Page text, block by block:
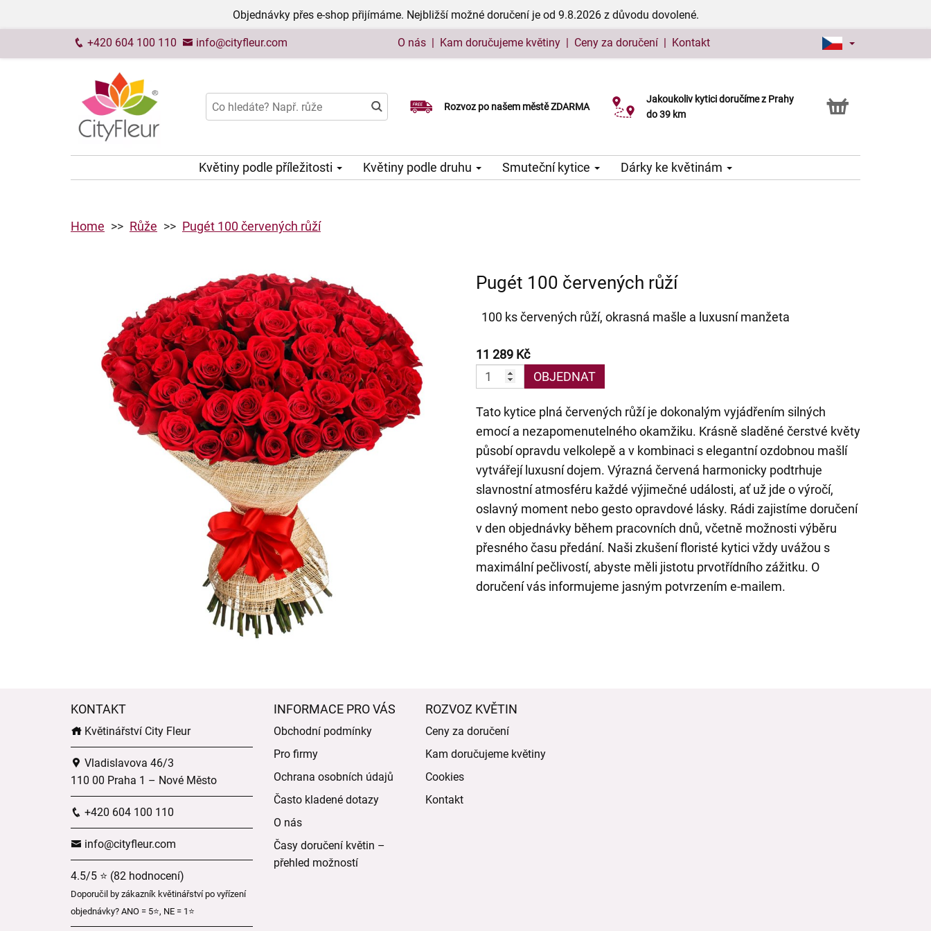
Objednávky přes e-shop přijímáme. Nejbližší možné doručení je od 9.8.2026 z důvodu dovolené.
+420 604 100 110 info@cityfleur.com O nás | Kam doručujeme květiny | Ceny za doručení | Kontakt
Rozvoz po našem městě ZDARMA
Možný výběr času a dne doručení
Jakoukoliv kytici doručíme z Prahy
do 39 km
Možnost vyzvednout v naší květince
Květiny podle příležitosti Květiny podle druhu Smuteční kytice Dárky ke květinám
Home Růže Pugét 100 červených růží
Pugét 100 červených růží
100 ks červených růží, okrasná mašle a luxusní manžeta
11 289 Kč
OBJEDNAT
Tato kytice plná červených růží je dokonalým vyjádřením silných
emocí a nezapomenutelného okamžiku. Krásně sladěné čerstvé květy
působí opravdu velkolepě a v kombinaci s elegantní ozdobnou mašlí
vytvářejí luxusní dojem. Výrazná červená harmonicky podtrhuje
slavnostní atmosféru každé výjimečné události, ať už jde o výročí,
oslavný moment nebo gesto opravdové lásky. Rádi zajistíme doručení
v den objednávky během pracovních dnů, včetně možnosti výběru
přesného času předání. Naši zkušení floristé kytici vždy uvážou s
maximální pečlivostí, abyste měli jistotu prvotřídního zážitku. O
doručení vás informujeme jasným potvrzením e-mailem.
KONTAKT
Květinářství City Fleur
Vladislavova 46/3
110 00 Praha 1 – Nové Město
+420 604 100 110
info@cityfleur.com
4.5/5 ⭐ (82 hodnocení)
Doporučil by zákazník květinářství po vyřízení
objednávky? ANO = 5⭐, NE = 1⭐
INFORMACE PRO VÁS
Obchodní podmínky
Pro firmy
Ochrana osobních údajů
Často kladené dotazy
O nás
Časy doručení květin –
přehled možností
ROZVOZ KVĚTIN
Ceny za doručení
Kam doručujeme květiny
Cookies
Kontakt